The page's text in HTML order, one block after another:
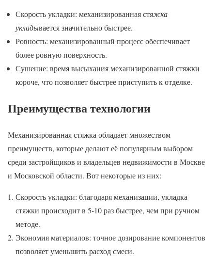
Скорость укладки: механизированная стяжка
укладывается значительно быстрее.
Ровность: механизированный процесс обеспечивает
более ровную поверхность.
Сушение: время высыхания механизированной стяжки
короче, что позволяет быстрее приступить к отделке.
Преимущества технологии
Механизированная стяжка обладает множеством
преимуществ, которые делают её популярным выбором
среди застройщиков и владельцев недвижимости в Москве
и Московской области. Вот некоторые из них:
Скорость укладки: благодаря механизации, укладка
стяжки происходит в 5-10 раз быстрее, чем при ручном
методе.
Экономия материалов: точное дозирование компонентов
позволяет уменьшить расход смеси.